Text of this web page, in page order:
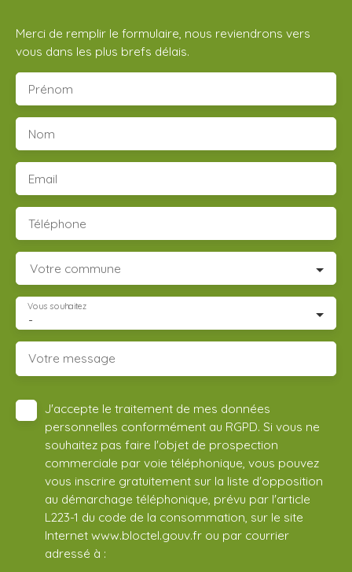
Merci de remplir le formulaire, nous reviendrons vers
vous dans les plus brefs délais.
Prénom
Nom
Email
Téléphone
Votre commune
-
Vous souhaitez
Votre message
J'accepte le traitement de mes données
personnelles conformément au RGPD. Si vous ne
souhaitez pas faire l'objet de prospection
commerciale par voie téléphonique, vous pouvez
vous inscrire gratuitement sur la liste d'opposition
au démarchage téléphonique, prévu par l'article
L223-1 du code de la consommation, sur le site
Internet www.bloctel.gouv.fr ou par courrier
adressé à :